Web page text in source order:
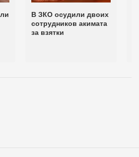
В ЗКО осудили двоих
сотрудников акимата
за взятки